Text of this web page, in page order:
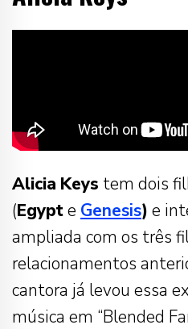
Alicia Keys tem dois
(Egypte Genesis) e
ampliada com os três
relacionamentos
cantora já levou essa
música em “Blended